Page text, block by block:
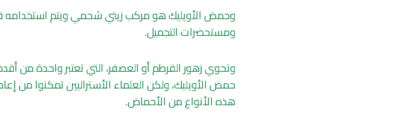
وحمض الأويليك هو مركب زيتي شحمي ويتم استخدامه
ومستحضرات التجميل.
وتحوي زهور القرطم أو العصفر، التي تعتبر واحدة من
حمض الأويليك، ولكن العلماء الأستراليين تمكنوا من
هذه الأنواع من الأحماض.